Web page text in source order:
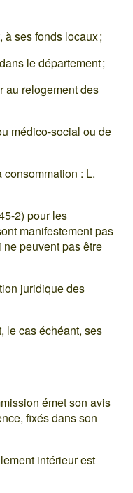
ses fonds locaux ;
le département ;
au relogement des
médico-social ou de
: L.
2) pour les
manifestement pas
peuvent pas être
juridique des
le cas échéant, ses
émet son avis
fixés dans son
intérieur est